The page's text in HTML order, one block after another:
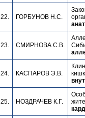
22. ГОРБУНОВ Н.С.
23. СМИРНОВА С.В.
24. КАСПАРОВ Э.В.
25. НОЗДРАЧЕВ К.Г.